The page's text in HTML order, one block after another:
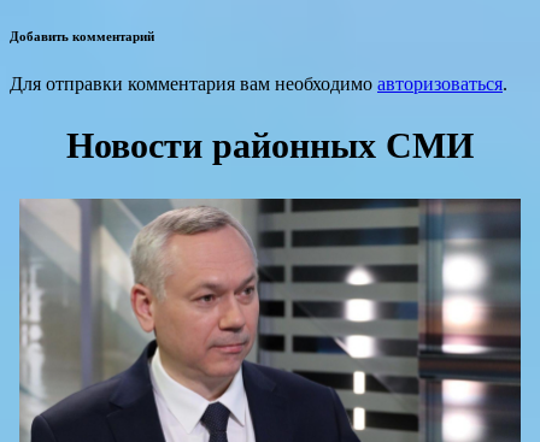
Добавить комментарий
Для отправки комментария вам необходимо авторизоваться.